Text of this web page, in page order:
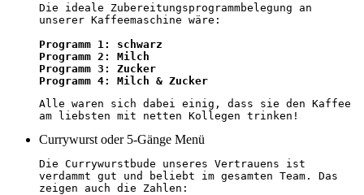
Die ideale Zubereitungsprogrammbelegung an
unserer Kaffeemaschine wäre:
Programm 1: schwarz
Programm 2: Milch
Programm 3: Zucker
Programm 4: Milch & Zucker
Alle waren sich dabei einig, dass sie den Kaffee
am liebsten mit netten Kollegen trinken!
Currywurst oder 5-Gänge Menü
Die Currywurstbude unseres Vertrauens ist
verdammt gut und beliebt im gesamten Team. Das
zeigen auch die Zahlen: